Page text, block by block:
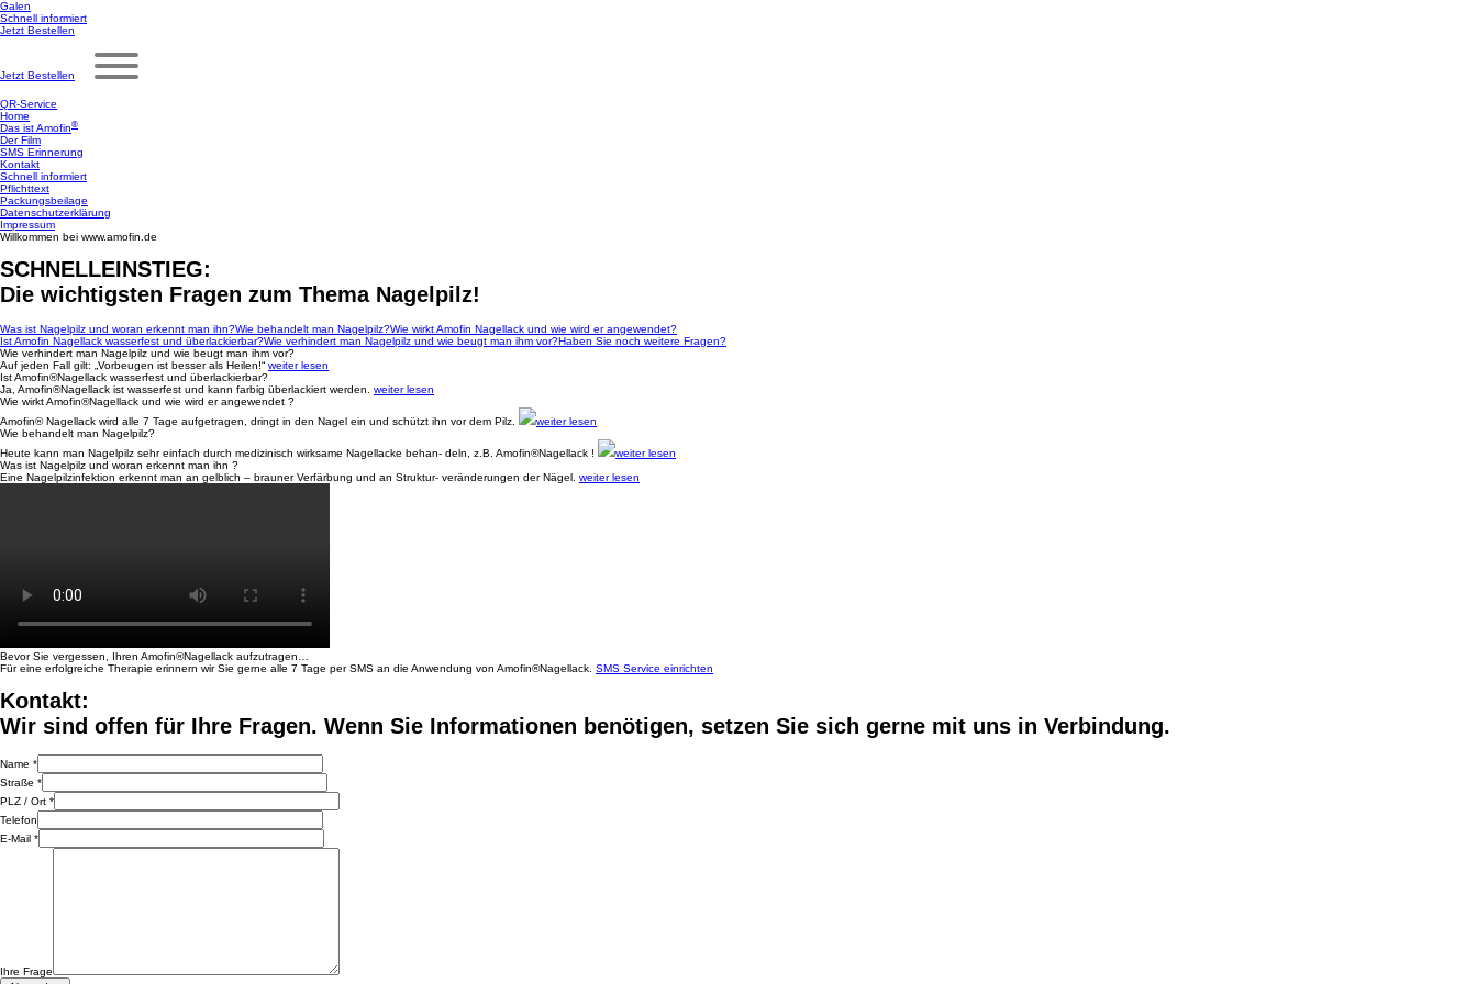
Galen
Schnell informiert
Jetzt Bestellen
Jetzt Bestellen
QR-Service
Home
Das ist Amofin®
Der Film
SMS Erinnerung
Kontakt
Schnell informiert
Pflichttext
Packungsbeilage
Datenschutzerklärung
Impressum
Willkommen bei www.amofin.de
SCHNELLEINSTIEG:
Die wichtigsten Fragen zum Thema Nagelpilz!
Was ist Nagelpilz und woran erkennt man ihn?Wie behandelt man Nagelpilz?Wie wirkt Amofin Nagellack und wie wird er angewendet?
Ist Amofin Nagellack wasserfest und überlackierbar?Wie verhindert man Nagelpilz und wie beugt man ihm vor?Haben Sie noch weitere Fragen?
Wie verhindert man Nagelpilz und wie beugt man ihm vor?
Auf jeden Fall gilt:
„Vorbeugen ist besserals Heilen!“ weiter lesen
Ist Amofin®Nagellack wasserfest und überlackierbar?
Ja, Amofin®Nagellack ist wasserfest und kann farbig überlackiert werden. weiter lesen
Wie wirkt Amofin®Nagellack und wie wird er angewendet ?
Amofin® Nagellack wird alle 7 Tage aufgetragen, dringt in den Nagel ein und schützt ihn vor dem Pilz.
weiter lesen
Wie behandelt man Nagelpilz?
Heute kann man Nagelpilz sehreinfach durch medizinisch wirksame Nagellacke behan- deln, z.B. Amofin®Nagellack !
weiter lesen
Was ist Nagelpilz und woran erkennt man ihn ?
Eine Nagelpilzinfektion erkennt man an gelblich – braunerVerfärbung und an Struktur- veränderungen der Nägel. weiter lesen
Bevor Sie vergessen, Ihren Amofin®Nagellack aufzutragen…
Für eine erfolgreiche Therapie erinnern wir Sie gerne alle 7 Tage per SMS an die Anwendung von Amofin®Nagellack. SMS Service einrichten
Kontakt:
Wir sind offen für Ihre Fragen. Wenn Sie Informationen benötigen, setzen Sie sich gerne mit uns in Verbindung.
Name *
Straße *
PLZ / Ort *
Telefon
E-Mail *
Ihre Frage